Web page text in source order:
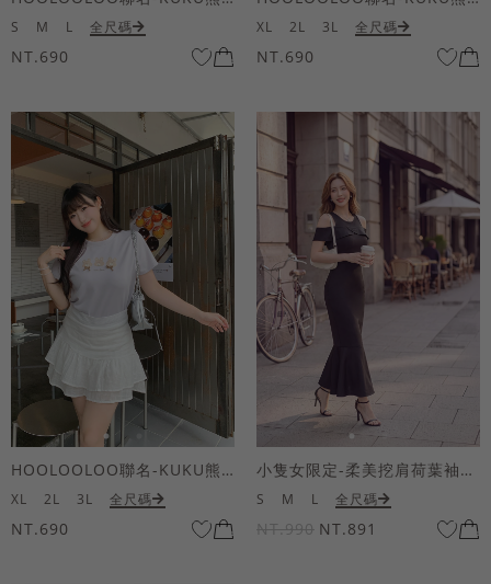
S M L 全尺碼
NT.690
XL 2L 3L 全尺碼
NT.690
HOOLOOLOO聯名-KUKU熊蝴蝶結短袖上衣
XL 2L 3L 全尺碼
NT.690
小隻女限定-柔美挖肩荷葉袖魚尾長洋裝
S M L 全尺碼
NT.990 NT.891